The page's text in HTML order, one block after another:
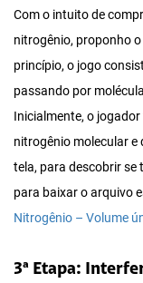
Com o intuito de
nitrogênio, proponho
princípio, o jogo
passando por
Inicialmente, o
nitrogênio molecular e
tela, para descobrir se
para baixar o arquivo
Nitrogênio – Volume
3ª Etapa: